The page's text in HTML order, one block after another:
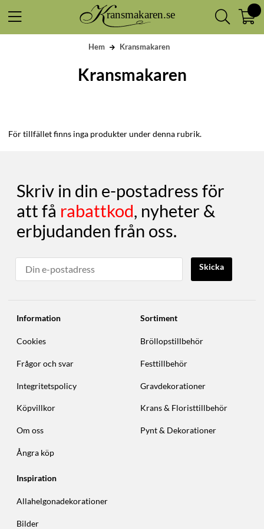
Hem Kransmakaren
Kransmakaren
För tillfället finns inga produkter under denna rubrik.
Skriv in din e-postadress för
att få rabattkod, nyheter &
erbjudanden från oss.
Skicka
Information
Cookies
Frågor och svar
Integritetspolicy
Köpvillkor
Om oss
Ångra köp
Sortiment
Bröllopstillbehör
Festtillbehör
Gravdekorationer
Krans & Floristtillbehör
Pynt & Dekorationer
Inspiration
Allahelgonadekorationer
Bilder